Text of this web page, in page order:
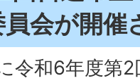
会が開催
令和6年度第